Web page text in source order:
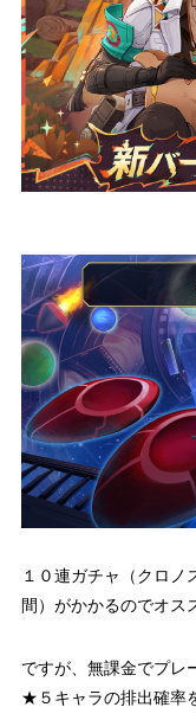
１０連ガチャ（クロノ
間）がかかるのでオス
ですが、無課金でプレ
★５キャラの排出確率